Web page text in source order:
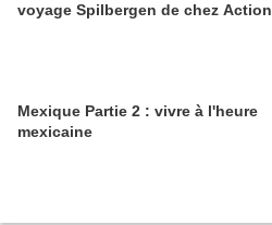
voyage Spilbergen de chez Action
Mexique Partie 2 : vivre à l'heure
mexicaine